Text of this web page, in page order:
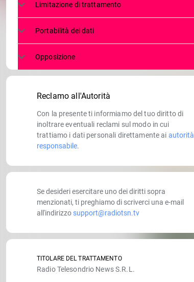
Limitazione di trattamento
Portabilità dei dati
Opposizione
Reclamo all'Autorità
Con la presente ti informiamo del tuo diritto di
inoltrare eventuali reclami sul modo in cui
trattiamo i dati personali direttamente ai autorità
responsabile.
Se desideri esercitare uno dei diritti sopra
menzionati, ti preghiamo di scriverci una e-mail
all'indirizzo support@radiotsn.tv
TITOLARE DEL TRATTAMENTO
Radio Telesondrio News S.R.L.